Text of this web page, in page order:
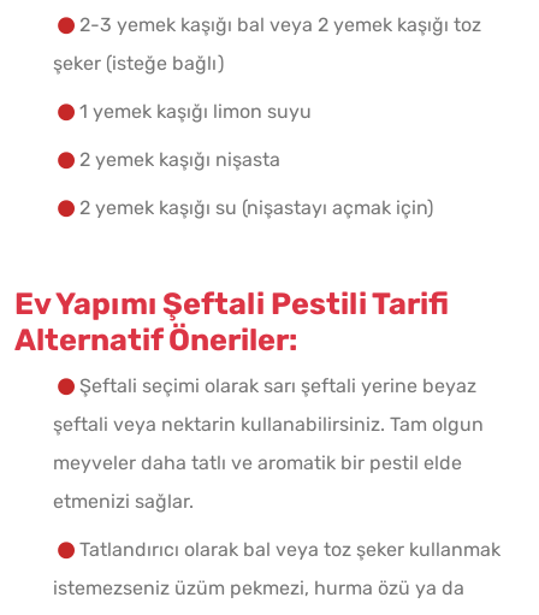
2-3 yemek kaşığı bal veya 2 yemek kaşığı toz
şeker (isteğe bağlı)
1 yemek kaşığı limon suyu
2 yemek kaşığı nişasta
2 yemek kaşığı su (nişastayı açmak için)
Ev Yapımı Şeftali Pestili Tarifi
Alternatif Öneriler:
Şeftali seçimi olarak sarı şeftali yerine beyaz
şeftali veya nektarin kullanabilirsiniz. Tam olgun
meyveler daha tatlı ve aromatik bir pestil elde
etmenizi sağlar.
Tatlandırıcı olarak bal veya toz şeker kullanmak
istemezseniz üzüm pekmezi, hurma özü ya da